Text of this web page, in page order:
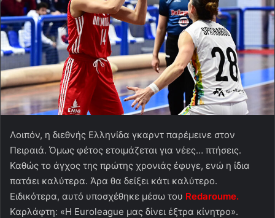
Λοιπόν, η διεθνής Ελληνίδα γκαρντ παρέμεινε στον
Πειραιά. Όμως φέτος ετοιμάζεται για νέες… πτήσεις.
Καθώς το άγχος της πρώτης χρονιάς έφυγε, ενώ η ίδια
πατάει καλύτερα. Άρα θα δείξει κάτι καλύτερο.
Ειδικότερα, αυτό υποσχέθηκε μέσω του Redaroume.
Καρλάφτη: «Η Euroleague μας δίνει έξτρα κίνητρο».